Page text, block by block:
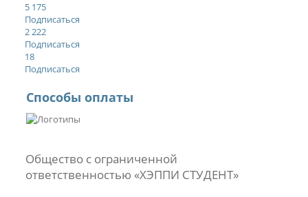
5 175
Подписаться
2 222
Подписаться
18
Подписаться
Способы оплаты
Общество с ограниченной
ответственностью «ХЭППИ СТУДЕНТ»